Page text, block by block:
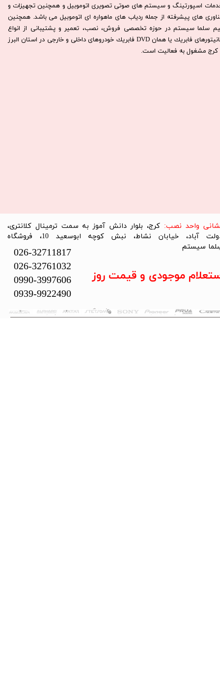
اسپورتینگ و سیستم های صوتی تصویری اتوموبیل و همچنین تجهیزات و
های پیشرفته از جمله ردیاب های ماهواره ای اتوموبیل می باشد. همچنين
سلما سيستم در حوزه تخصصی فروش، نصب، تعمير و پشتيبانی از انواع
مانيتورهای فابريك يا همان DVD فابريك خودروهای داخلی و خارجی در استان البرز
كرج مشغول به فعاليت است.​​​​​​​
تمام حقوق این سایت متعلق به فروشگاه سلما سیستم می‌باشد.
واحد نصب: کرج، بلوار دانش آموز به سمت ترمینال کلانتری،
دولت آباد، خیابان نشاط، نبش کوچه ابوسعید 10، فروشگاه
سیستم​​​​​​​
026-32711817
026-32761032
0990-3997606
0939-9922490
موجودی و قیمت روز